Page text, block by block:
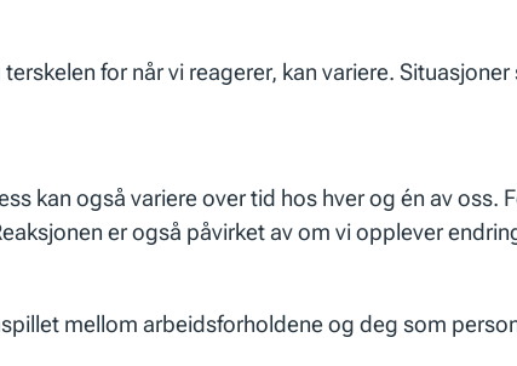
for når vi reagerer, kan variere.
kan også variere over tid hos hver og én av
er også påvirket av om vi opplever
mellom arbeidsforholdene og deg som